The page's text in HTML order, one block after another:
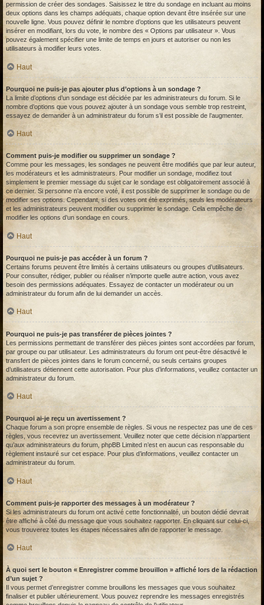
permission de créer des sondages. Saisissez le titre du sondage en incluant au moins
deux options dans les champs adéquats, chaque option devant être insérée sur une
nouvelle ligne. Vous pouvez définir le nombre d’options que les utilisateurs peuvent
insérer en modifiant, lors du vote, le nombre des « Options par utilisateur ». Vous
pouvez également spécifier une limite de temps en jours et autoriser ou non les
utilisateurs à modifier leurs votes.
Haut
Pourquoi ne puis-je pas ajouter plus d’options à un sondage ?
La limite d’options d’un sondage est décidée par les administrateurs du forum. Si le
nombre d’options que vous pouvez ajouter à un sondage vous semble trop restreint,
essayez de demander à un administrateur du forum s’il est possible de l’augmenter.
Haut
Comment puis-je modifier ou supprimer un sondage ?
Comme pour les messages, les sondages ne peuvent être modifiés que par leur auteur,
les modérateurs et les administrateurs. Pour modifier un sondage, modifiez tout
simplement le premier message du sujet car le sondage est obligatoirement associé à
ce dernier. Si personne n’a encore voté, il est possible de supprimer le sondage ou de
modifier ses options. Cependant, si des votes ont été exprimés, seuls les modérateurs
et les administrateurs peuvent modifier ou supprimer le sondage. Cela empêche de
modifier les options d’un sondage en cours.
Haut
Pourquoi ne puis-je pas accéder à un forum ?
Certains forums peuvent être limités à certains utilisateurs ou groupes d’utilisateurs.
Pour consulter, rédiger, publier ou réaliser n’importe quelle autre action, vous avez
besoin des permissions adéquates. Essayez de contacter un modérateur ou un
administrateur du forum afin de lui demander un accès.
Haut
Pourquoi ne puis-je pas transférer de pièces jointes ?
Les permissions permettant de transférer des pièces jointes sont accordées par forum,
par groupe ou par utilisateur. Les administrateurs du forum ont peut-être désactivé le
transfert de pièces jointes dans le forum concerné, ou seuls certains groupes
d’utilisateurs détiennent cette autorisation. Pour plus d’informations, veuillez contacter un
administrateur du forum.
Haut
Pourquoi ai-je reçu un avertissement ?
Chaque forum a son propre ensemble de règles. Si vous ne respectez pas une de ces
règles, vous recevrez un avertissement. Veuillez noter que cette décision n’appartient
qu’aux administrateurs du forum, phpBB Limited n’est en aucun cas responsable du
règlement instauré sur cet espace. Pour plus d’informations, veuillez contacter un
administrateur du forum.
Haut
Comment puis-je rapporter des messages à un modérateur ?
Si les administrateurs du forum ont activé cette fonctionnalité, un bouton dédié devrait
être affiché à côté du message que vous souhaitez rapporter. En cliquant sur celui-ci,
vous trouverez toutes les étapes nécessaires afin de rapporter le message.
Haut
À quoi sert le bouton « Enregistrer comme brouillon » affiché lors de la rédaction
d’un sujet ?
Il vous permet d’enregistrer comme brouillons les messages que vous souhaitez
finaliser et publier ultérieurement. Vous pouvez reprendre les messages enregistrés